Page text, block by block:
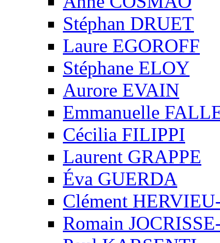
Stéphan DRUET
Laure EGOROFF
Stéphane ELOY
Aurore EVAIN
Emmanuelle
Cécilia FILIPPI
Laurent GRAPPE
Éva GUERDA
Clément
Romain